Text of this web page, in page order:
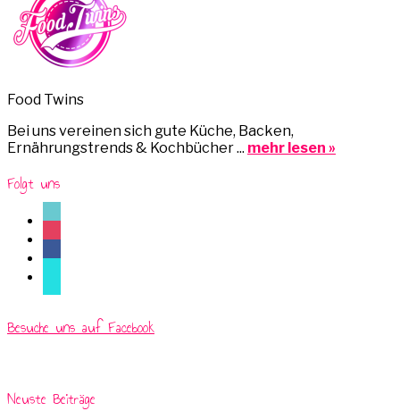
Food Twins
Bei uns vereinen sich gute Küche, Backen,
Ernährungstrends & Kochbücher ... mehr lesen »
Folgt uns
tiktok
instagram
facebook
Besuche uns auf Facebook
Neuste Beiträge